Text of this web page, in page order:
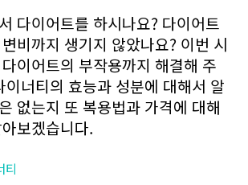
다이어트를 하시나요? 다이어트
비까지 생기지 않았나요? 이번 시
이어트의 부작용까지 해결해 주
이너티의 효능과 성분에 대해서 알
없는지 또 복용법과 가격에 대해
보겠습니다.
티